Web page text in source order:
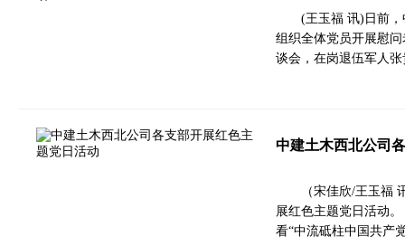
(王玉福 讯)日前
组织全体党员开展慰
谈会，在岗退伍军人
中建土木西北公司
（宋佳欣/王玉福
展红色主题党日活动
看“中流砥柱中国共产